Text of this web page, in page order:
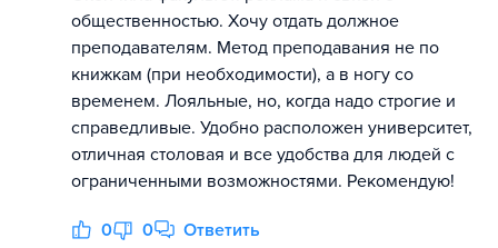
общественностью. Хочу отдать должное
преподавателям. Метод преподавания не по
книжкам (при необходимости), а в ногу со
временем. Лояльные, но, когда надо строгие и
справедливые. Удобно расположен университет,
отличная столовая и все удобства для людей с
ограниченными возможностями. Рекомендую!
0 0 Ответить